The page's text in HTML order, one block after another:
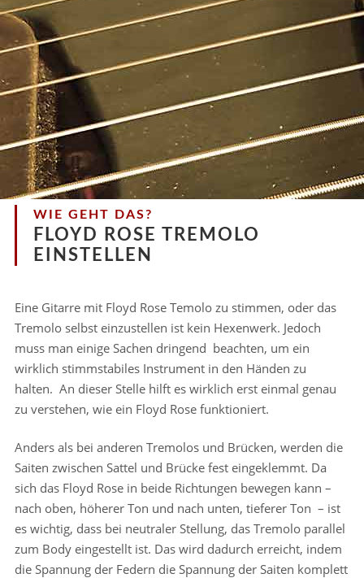
WIE GEHT DAS?
FLOYD ROSE TREMOLO
EINSTELLEN
Eine Gitarre mit Floyd Rose Temolo zu stimmen, oder das
Tremolo selbst einzustellen ist kein Hexenwerk. Jedoch
muss man einige Sachen dringend beachten, um ein
wirklich stimmstabiles Instrument in den Händen zu
halten. An dieser Stelle hilft es wirklich erst einmal genau
zu verstehen, wie ein Floyd Rose funktioniert.
Anders als bei anderen Tremolos und Brücken, werden die
Saiten zwischen Sattel und Brücke fest eingeklemmt. Da
sich das Floyd Rose in beide Richtungen bewegen kann –
nach oben, höherer Ton und nach unten, tieferer Ton – ist
es wichtig, dass bei neutraler Stellung, das Tremolo parallel
zum Body eingestellt ist. Das wird dadurch erreicht, indem
die Spannung der Federn die Spannung der Saiten komplett